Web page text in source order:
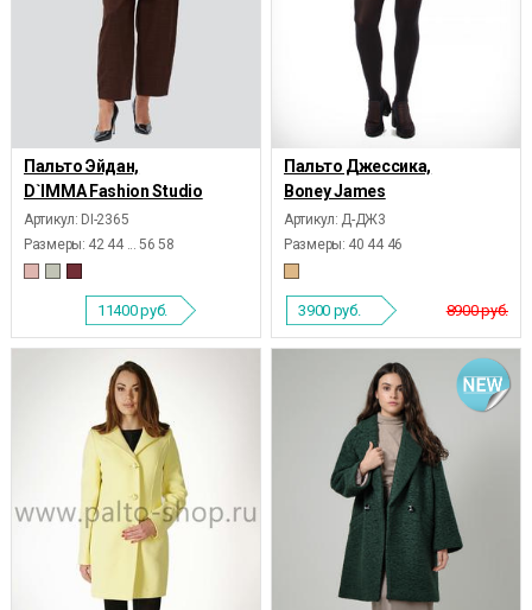
Пальто Эйдан,
D`IMMA Fashion Studio
Артикул: DI-2365
Размеры: 42 44 ... 56 58
11400руб.
Пальто Джессика,
Boney James
Артикул: Д-ДЖ3
Размеры: 40 44 46
8900 руб.
3900 руб.